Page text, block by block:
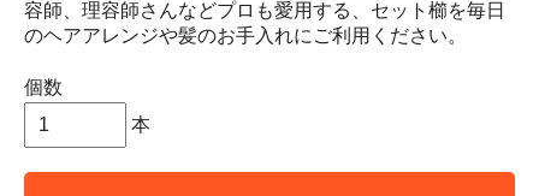
容師、理容師さんなどプロも愛用する、セット櫛を毎日
のヘアアレンジや髪のお手入れにご利用ください。
個数
本